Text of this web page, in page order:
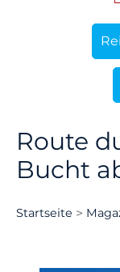
Route
Bucht
Startseite